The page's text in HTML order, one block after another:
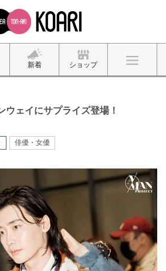
新着 ショップ
ウェイにサプライズ登場！
俳優・女優